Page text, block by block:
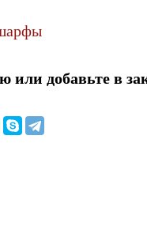
или добавьте в